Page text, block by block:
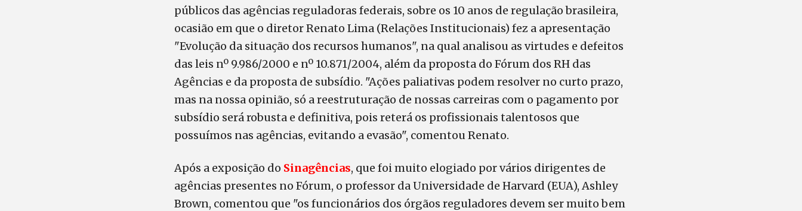
públicos das agências reguladoras federais, sobre os 10 anos de regulação brasileira,
ocasião em que o diretor Renato Lima (Relações Institucionais) fez a apresentação
"Evolução da situação dos recursos humanos", na qual analisou as virtudes e defeitos
das leis nº 9.986/2000 e nº 10.871/2004, além da proposta do Fórum dos RH das
Agências e da proposta de subsídio. "Ações paliativas podem resolver no curto prazo,
mas na nossa opinião, só a reestruturação de nossas carreiras com o pagamento por
subsídio será robusta e definitiva, pois reterá os profissionais talentosos que
possuímos nas agências, evitando a evasão", comentou Renato.
Após a exposição do Sinagências, que foi muito elogiado por vários dirigentes de
agências presentes no Fórum, o professor da Universidade de Harvard (EUA), Ashley
Brown, comentou que "os funcionários dos órgãos reguladores devem ser muito bem